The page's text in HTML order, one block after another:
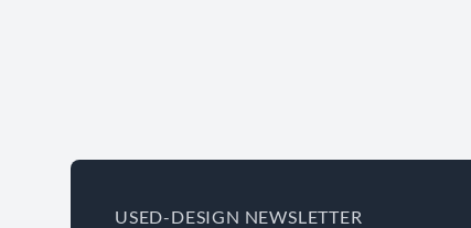
USED-DESIGN NEWSLETTER